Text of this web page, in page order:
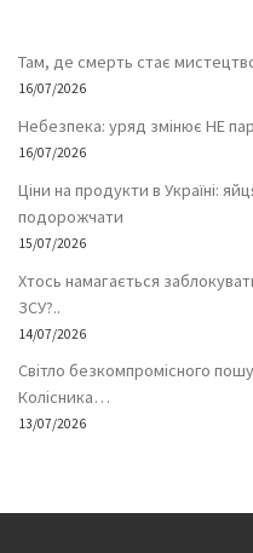
Там, де смерть стає
16/07/2026
Небезпека: уряд змінює НЕ
16/07/2026
Ціни на продукти в Україні:
подорожчати
15/07/2026
Хтось намагається
ЗСУ?..
14/07/2026
Світло безкомпромісного
Колісника…
13/07/2026